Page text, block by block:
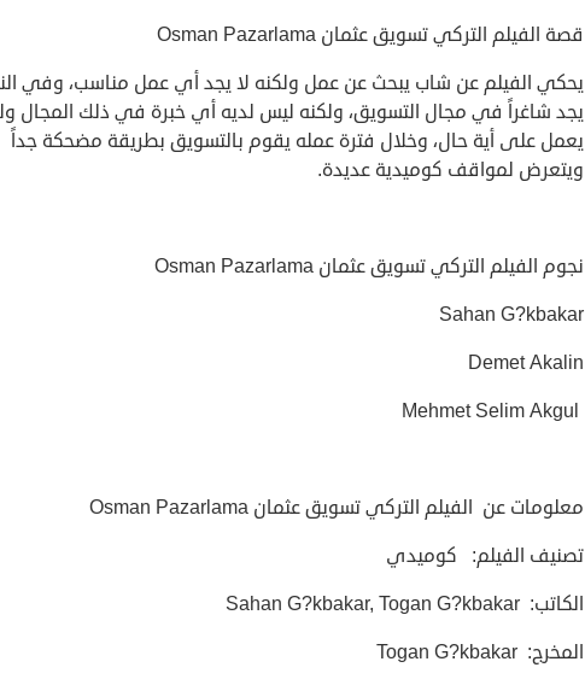
قصة الفيلم التركي تسويق عثمان Osman Pazarlama
يحكي الفيلم عن شاب يبحث عن عمل ولكنه لا يجد أي عمل مناسب، وفي
يجد شاغراً في مجال التسويق، ولكنه ليس لديه أي خبرة في ذلك المجال
يعمل على أية حال، وخلال فترة عمله يقوم بالتسويق بطريقة مضحكة جداً
ويتعرض لمواقف كوميدية عديدة.
نجوم الفيلم التركي تسويق عثمان Osman Pazarlama
Sahan G?kbakar
Demet Akalin
معلومات عن الفيلم التركي تسويق عثمان Osman Pazarlama
تصنيف الفيلم: كوميدي
الكاتب: Sahan G?kbakar, Togan G?kbakar
المخرج: Togan G?kbakar